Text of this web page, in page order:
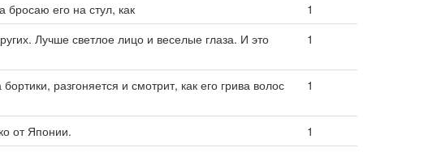
бросаю его на стул, как
1
Лучше светлое лицо и веселые глаза. И это
1
разгоняется и смотрит, как его грива волос
1
от Японии.
1